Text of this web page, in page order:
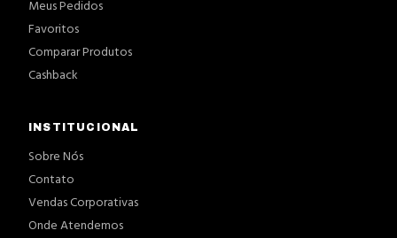
Meus Pedidos
Favoritos
Comparar Produtos
Cashback
INSTITUCIONAL
Sobre Nós
Contato
Vendas Corporativas
Onde Atendemos